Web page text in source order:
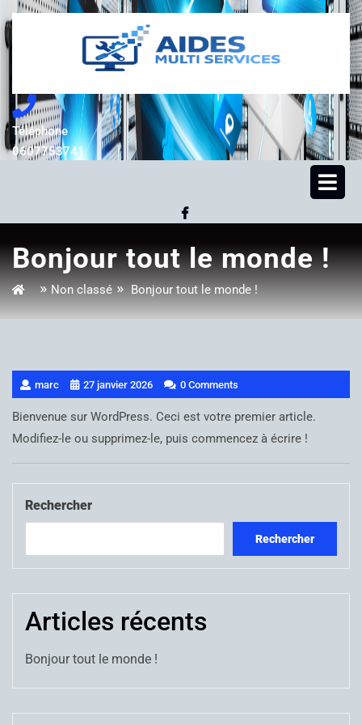
Skip
to
content
Téléphone
06077537410607753741
Facebook
Bonjour tout le monde !
»Non classé» Bonjour tout le monde !
marc 27 janvier 2026 0 Comments
Bienvenue sur WordPress. Ceci est votre premier article.
Modifiez-le ou supprimez-le, puis commencez à écrire !
Rechercher
Rechercher
Articles récents
Bonjour tout le monde !